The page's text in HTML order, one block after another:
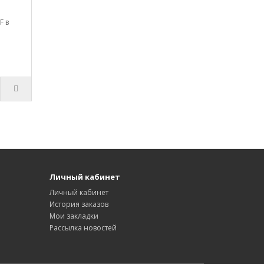
в
Личный кабинет
Личный кабинет
История заказов
Мои закладки
Рассылка новостей